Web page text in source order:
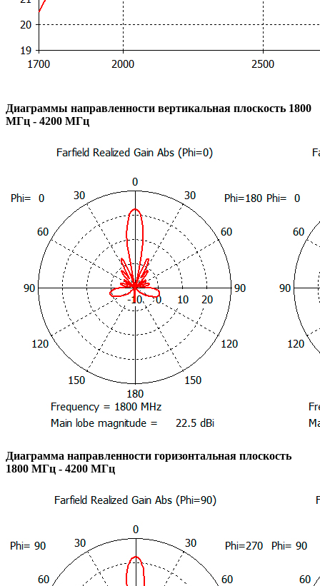
Диаграммы направленности вертикальная плоскость 1800
МГц - 4200 МГц
Диаграмма направленности горизонтальная плоскость
1800 МГц - 4200 МГц